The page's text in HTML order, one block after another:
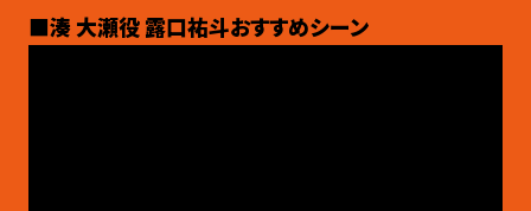
■湊 大瀬役 露口祐斗おすすめシーン